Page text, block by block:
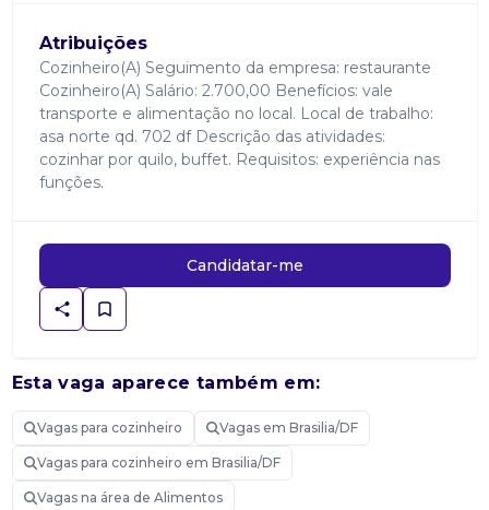
Atribuições
Cozinheiro(A) Seguimento da empresa: restaurante
Cozinheiro(A) Salário: 2.700,00 Benefícios: vale
transporte e alimentação no local. Local de trabalho:
asa norte qd. 702 df Descrição das atividades:
cozinhar por quilo, buffet. Requisitos: experiência nas
funções.
Candidatar-me
Esta vaga aparece também em:
Vagas para cozinheiro Vagas em Brasilia/DF
Vagas para cozinheiro em Brasilia/DF
Vagas na área de Alimentos